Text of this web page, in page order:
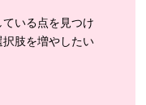
いる点を見つけ
肢を増やしたい